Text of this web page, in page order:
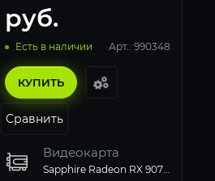
руб.
Есть в наличии Арт.: 990348
КУПИТЬ
Сравнить
Видеокарта